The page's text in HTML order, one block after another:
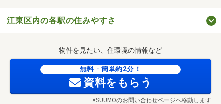
江東区内の各駅の住みやすさ
物件を見たい、住環境の情報など
無料・簡単約2分！
資料をもらう
※SUUMOのお問い合わせページへ移動します